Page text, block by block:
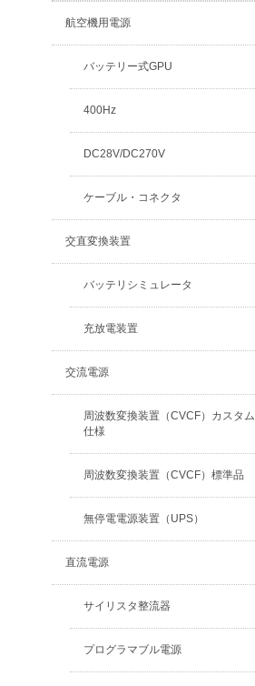
航空機用電源
バッテリー式GPU
400Hz
DC28V/DC270V
ケーブル・コネクタ
交直変換装置
バッテリシミュレータ
充放電装置
交流電源
周波数変換装置（CVCF）カスタム
仕様
周波数変換装置（CVCF）標準品
無停電電源装置（UPS）
直流電源
サイリスタ整流器
プログラマブル電源